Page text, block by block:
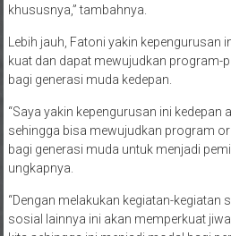
khususnya,” tambahnya.
Lebih jauh, Fatoni yakin kepengurusan
kuat dan dapat mewujudkan program-
bagi generasi muda kedepan.
“Saya yakin kepengurusan ini kedepan
sehingga bisa mewujudkan program
bagi generasi muda untuk menjadi
ungkapnya.
“Dengan melakukan kegiatan-kegiatan
sosial lainnya ini akan memperkuat